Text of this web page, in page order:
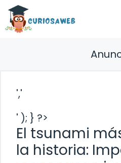
Saltar
contenido
','
' ); } ?>
El tsunami
la historia: